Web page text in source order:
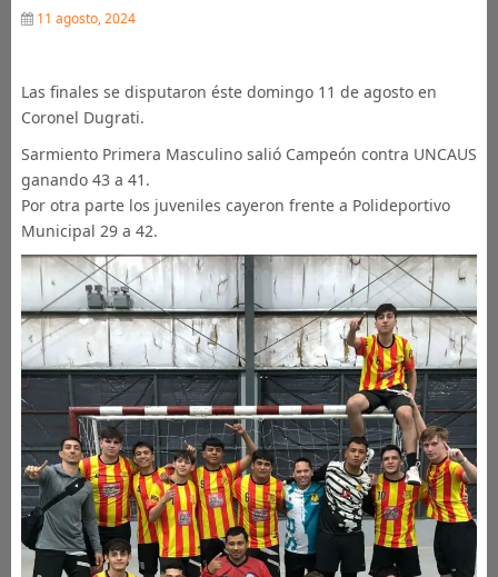
11 agosto, 2024
Las finales se disputaron éste domingo 11 de agosto en
Coronel Dugrati.
Sarmiento Primera Masculino salió Campeón contra UNCAUS
ganando 43 a 41.
Por otra parte los juveniles cayeron frente a Polideportivo
Municipal 29 a 42.